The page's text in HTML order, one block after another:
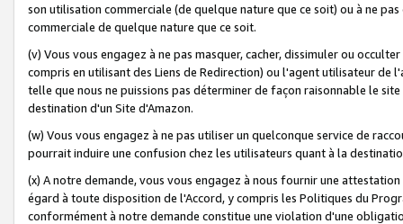
son utilisation commerciale (de quelque nature que ce soit) ou à ne
commerciale de quelque nature que ce soit.
(v) Vous vous engagez à ne pas masquer, cacher, dissimuler ou
compris en utilisant des Liens de Redirection) ou l'agent utilisateur
telle que nous ne puissions pas déterminer de façon raisonnable le
destination d'un Site d'Amazon.
(w) Vous vous engagez à ne pas utiliser un quelconque service de
pourrait induire une confusion chez les utilisateurs quant à la
(x) A notre demande, vous vous engagez à nous fournir une
égard à toute disposition de l'Accord, y compris les Politiques du
conformément à notre demande constitue une violation d'une